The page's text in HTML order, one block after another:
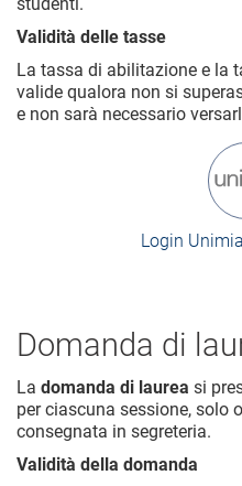
Validità delle tasse
La tassa di abilitazione e la
valide qualora non si
e non sarà necessario
Login
Domanda di
La domanda di laurea si
per ciascuna sessione, solo
consegnata in segreteria.
Validità della domanda